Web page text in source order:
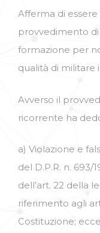
Afferma di
provvedimento
formazione per
qualità di militare
Avverso il
ricorrente ha
a) Violazione e
del D.P.R. n. 693/
dell’art. 22 della
riferimento agli
Costituzione;